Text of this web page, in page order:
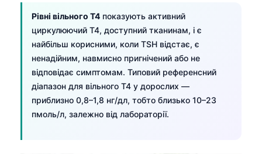
Рівні вільного T4 показують активний
циркулюючий T4, доступний тканинам, і є
найбільш корисними, коли TSH відстає, є
ненадійним, навмисно пригнічений або не
відповідає симптомам. Типовий референсний
діапазон для вільного T4 у дорослих —
приблизно 0,8–1,8 нг/дл, тобто близько 10–23
пмоль/л, залежно від лабораторії.
Ślōnskŏ gŏdka
Norsk bokmål